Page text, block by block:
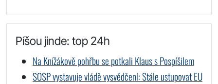
Píšou jinde: top 24h
Na Knížákově pohřbu se potkali Klaus s Pospíšilem
SOSP vystavuje vládě vysvědčení: Stále ustupovat EU